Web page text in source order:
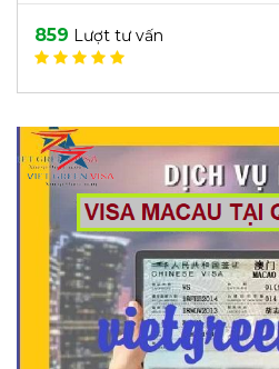
859 Lượt tư vấn